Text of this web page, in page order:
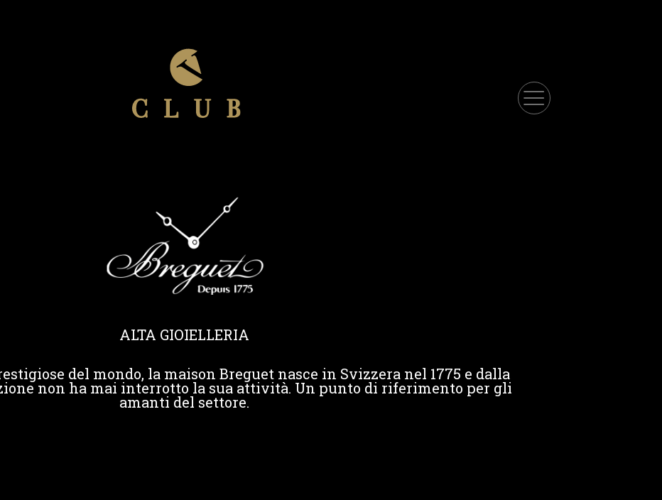
ALTA GIOIELLERIA
del mondo, la maison Breguet nasce in Svizzera nel 1775 e dalla
non ha mai interrotto la sua attività. Un punto di riferimento per gli
amanti del settore.